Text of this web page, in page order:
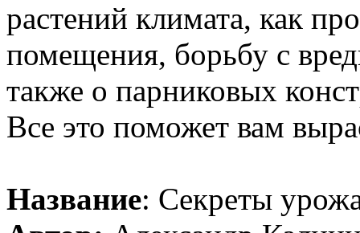
растений климата, как
помещения, борьбу с
также о парниковых
Все это поможет вам
Название: Секреты